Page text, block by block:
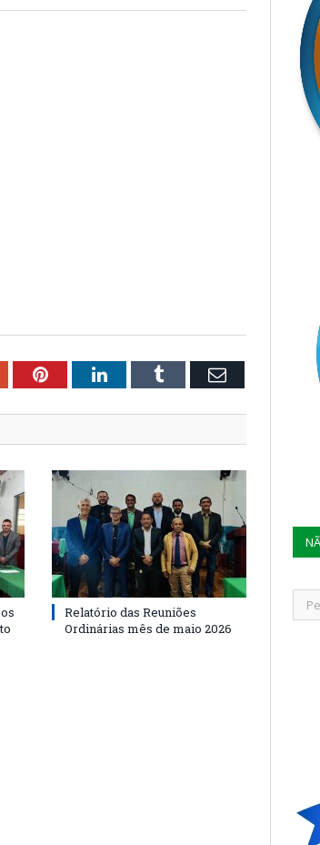
PinterestLinkedInTumblr Email
Relatório das Reuniões
Ordinárias mês de maio 2026